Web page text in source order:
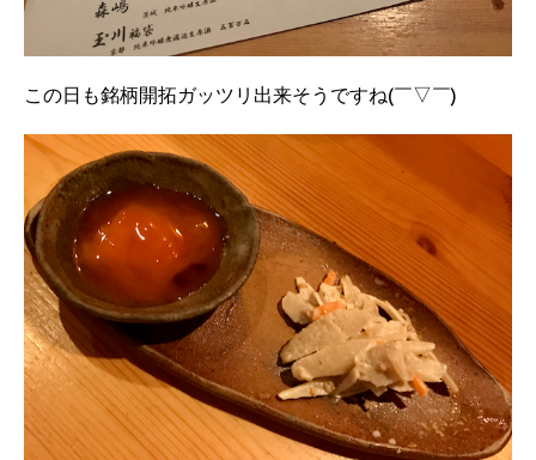
この日も銘柄開拓ガッツリ出来そうですね(￣▽￣)